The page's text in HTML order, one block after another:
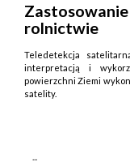
rolnictwie
Teledetekcja
interpretacją i
powierzchni Ziemi
satelity.